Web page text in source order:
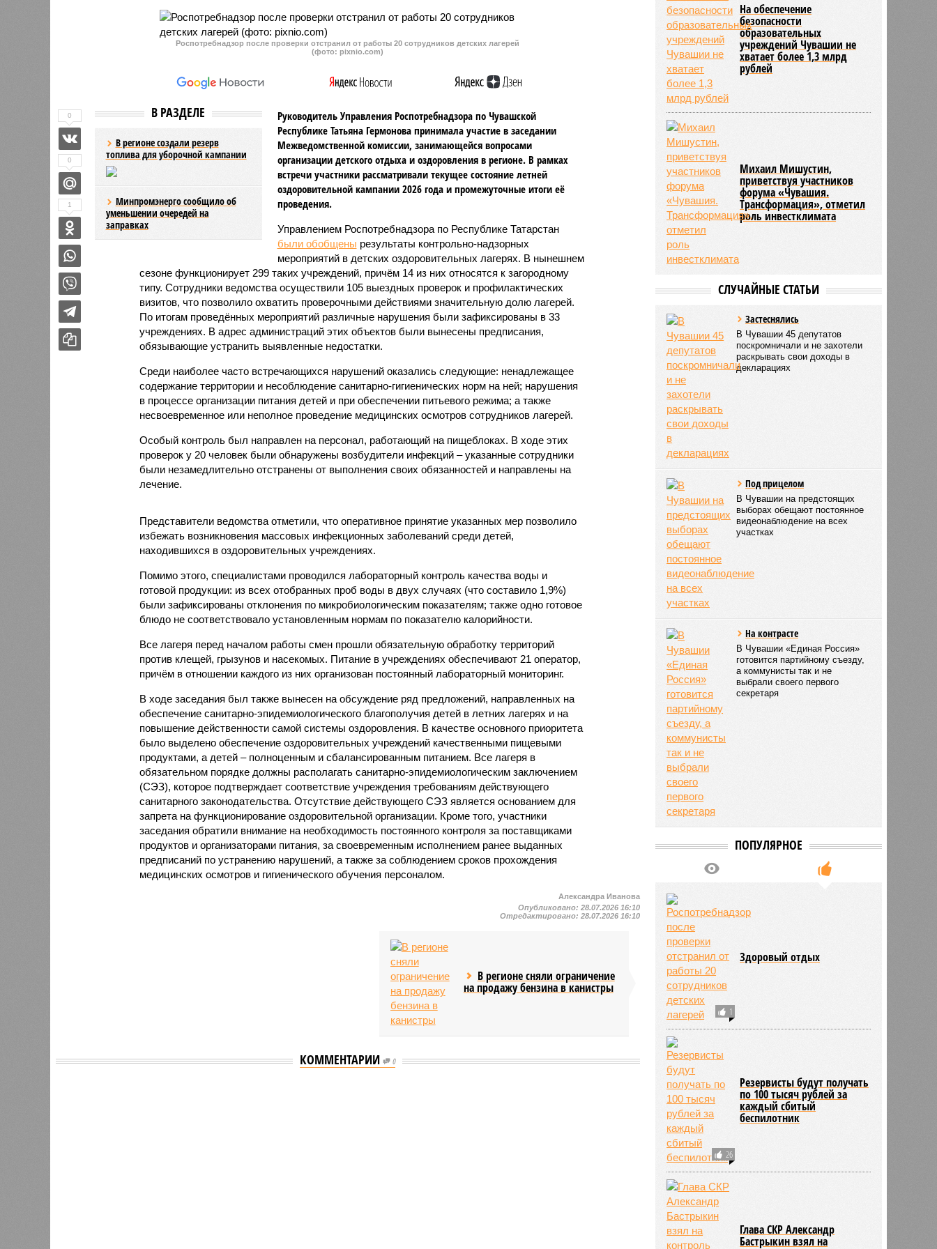
корыстной заинтересованности и
в организации неправомерного
оборота платежных средств.
причин тенденции роста
республики.
Роспотребнадзор после проверки отстранил от работы 20 сотрудников детских лагерей
(фото: pixnio.com)
В РАЗДЕЛЕ
В регионе создали резерв
топлива для уборочной кампании
Минпромэнерго сообщило об
уменьшении очередей на
заправках
Руководитель Управления Роспотребнадзора по Чувашской
Республике Татьяна Гермонова принимала участие в заседании
Межведомственной комиссии, занимающейся вопросами
организации детского отдыха и оздоровления в регионе. В рамках
встречи участники рассматривали текущее состояние летней
оздоровительной кампании 2026 года и промежуточные итоги её
проведения.
Управлением Роспотребнадзора по Республике Татарстан
были обобщены результаты контрольно-надзорных
мероприятий в детских оздоровительных лагерях. В нынешнем
сезоне функционирует 299 таких учреждений, причём 14 из них относятся к загородному
типу. Сотрудники ведомства осуществили 105 выездных проверок и профилактических
визитов, что позволило охватить проверочными действиями значительную долю лагерей.
По итогам проведённых мероприятий различные нарушения были зафиксированы в 33
учреждениях. В адрес администраций этих объектов были вынесены предписания,
обязывающие устранить выявленные недостатки.
Среди наиболее часто встречающихся нарушений оказались следующие: ненадлежащее
содержание территории и несоблюдение санитарно-гигиенических норм на ней; нарушения
в процессе организации питания детей и при обеспечении питьевого режима; а также
несвоевременное или неполное проведение медицинских осмотров сотрудников лагерей.
Особый контроль был направлен на персонал, работающий на пищеблоках. В ходе этих
проверок у 20 человек были обнаружены возбудители инфекций – указанные сотрудники
были незамедлительно отстранены от выполнения своих обязанностей и направлены на
лечение.
Представители ведомства отметили, что оперативное принятие указанных мер позволило
избежать возникновения массовых инфекционных заболеваний среди детей,
находившихся в оздоровительных учреждениях.
Помимо этого, специалистами проводился лабораторный контроль качества воды и
готовой продукции: из всех отобранных проб воды в двух случаях (что составило 1,9%)
были зафиксированы отклонения по микробиологическим показателям; также одно готовое
блюдо не соответствовало установленным нормам по показателю калорийности.
Все лагеря перед началом работы смен прошли обязательную обработку территорий
против клещей, грызунов и насекомых. Питание в учреждениях обеспечивают 21 оператор,
причём в отношении каждого из них организован постоянный лабораторный мониторинг.
В ходе заседания был также вынесен на обсуждение ряд предложений, направленных на
обеспечение санитарно-эпидемиологического благополучия детей в летних лагерях и на
повышение действенности самой системы оздоровления. В качестве основного приоритета
было выделено обеспечение оздоровительных учреждений качественными пищевыми
продуктами, а детей – полноценным и сбалансированным питанием. Все лагеря в
обязательном порядке должны располагать санитарно-эпидемиологическим заключением
(СЭЗ), которое подтверждает соответствие учреждения требованиям действующего
санитарного законодательства. Отсутствие действующего СЭЗ является основанием для
запрета на функционирование оздоровительной организации. Кроме того, участники
заседания обратили внимание на необходимость постоянного контроля за поставщиками
продуктов и организаторами питания, за своевременным исполнением ранее выданных
предписаний по устранению нарушений, а также за соблюдением сроков прохождения
медицинских осмотров и гигиенического обучения персоналом.
0
0
1
Александра Иванова
Опубликовано:28.07.2026 16:10
Отредактировано:28.07.2026 16:10
В регионе сняли ограничение
на продажу бензина в канистры
КОММЕНТАРИИ 0
На обеспечение
безопасности
образовательных
учреждений Чувашии не
хватает более 1,3 млрд
рублей
Михаил Мишустин,
приветствуя участников
форума «Чувашия.
Трансформация», отметил
роль инвестклимата
СЛУЧАЙНЫЕ СТАТЬИ
Застеснялись
В Чувашии 45 депутатов
поскромничали и не захотели
раскрывать свои доходы в
декларациях
Под прицелом
В Чувашии на предстоящих
выборах обещают постоянное
видеонаблюдение на всех
участках
На контрасте
В Чувашии «Единая Россия»
готовится партийному съезду,
а коммунисты так и не
выбрали своего первого
секретаря
ПОПУЛЯРНОЕ
1
Здоровый отдых
26
Резервисты будут получать
по 100 тысяч рублей за
каждый сбитый
беспилотник
Глава СКР Александр
Бастрыкин взял на